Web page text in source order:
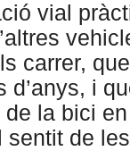
vial
carrer,
d’anys, i
la bici
sentit de